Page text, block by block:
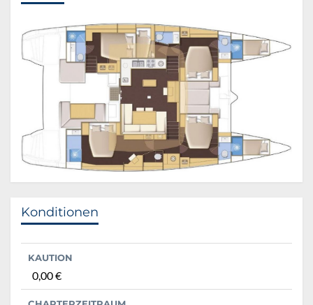
Konditionen
KAUTION
0,00 €